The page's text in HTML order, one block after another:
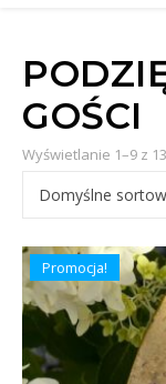
GOŚCI
Wyświetlanie 1–9 z
Promocja!